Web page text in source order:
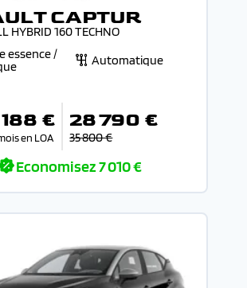
CAPTUR
HYBRID 160 TECHNO
essence /
Automatique
188 €
en LOA
28 790 €
35 800 €
Economisez7 010 €